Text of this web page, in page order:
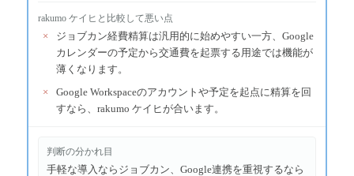
rakumo ケイヒ と比較して悪い点
×
ジョブカン経費精算は汎用的に始めやすい一方、Google
カレンダーの予定から交通費を起票する用途では機能が
薄くなります。
×
Google Workspaceのアカウントや予定を起点に精算を回
すなら、rakumo ケイヒが合います。
判断の分かれ目
手軽な導入ならジョブカン、Google連携を重視するなら